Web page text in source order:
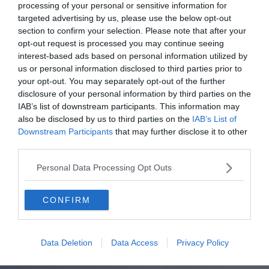
processing of your personal or sensitive information for
targeted advertising by us, please use the below opt-out
section to confirm your selection. Please note that after your
opt-out request is processed you may continue seeing
interest-based ads based on personal information utilized by
us or personal information disclosed to third parties prior to
your opt-out. You may separately opt-out of the further
disclosure of your personal information by third parties on the
IAB’s list of downstream participants. This information may
also be disclosed by us to third parties on the IAB’s List of
Downstream Participants that may further disclose it to other
Personal Data Processing Opt Outs
CONFIRM
Data Deletion Data Access Privacy Policy
Charente-Maritime en camping-car.
À lire aussi sur le guide Île d'Oléron :
L’Île d’Oléron en Camping-Car : conseils, aires,
itinéraires
L’Île de Ré en Camping-Car : conseils, aires, itinéraires
Les 6 meilleurs campings sur l’Île d’Oléron
Les 4 meilleurs campings sur l’Île de Ré
Comment et où louer un camping-car
en France ?